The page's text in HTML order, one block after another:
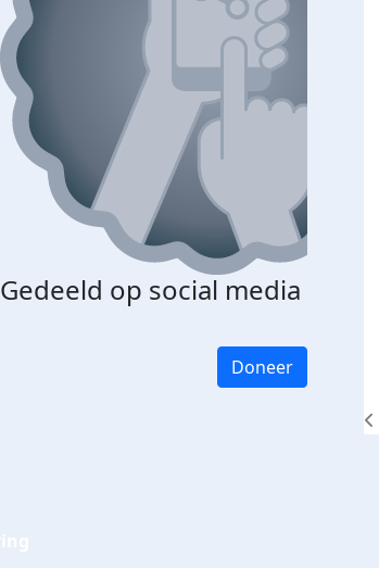
Gedeeld op social media
Doneer